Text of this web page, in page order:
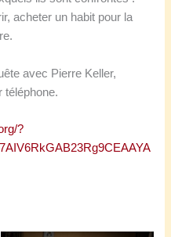
acheter un habit pour la
avec Pierre Keller,
téléphone.
?